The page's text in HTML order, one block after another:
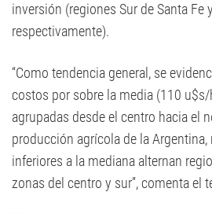
inversión (regiones Sur de Santa Fe
respectivamente).
“Como tendencia general, se
costos por sobre la media (110
agrupadas desde el centro hacia el
producción agrícola de la Argentina,
inferiores a la mediana alternan
zonas del centro y sur”, comenta el